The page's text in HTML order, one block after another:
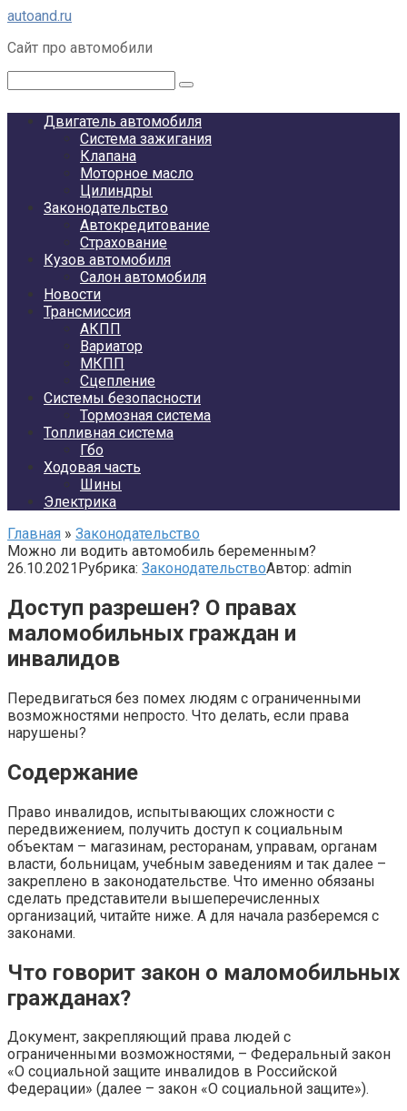
Перейти
контенту
autoand.ru
Сайт про автомобили
Двигатель автомобиля
Система зажигания
Клапана
Моторное масло
Цилиндры
Законодательство
Автокредитование
Страхование
Кузов автомобиля
Салон автомобиля
Новости
Трансмиссия
АКПП
Вариатор
МКПП
Сцепление
Системы безопасности
Тормозная система
Топливная система
Гбо
Ходовая часть
Шины
Электрика
Главная » Законодательство
Можно ли водить автомобиль беременным?
26.10.2021Рубрика: ЗаконодательствоАвтор: admin
Доступ разрешен? О правах
маломобильных граждан и
инвалидов
Передвигаться без помех людям с ограниченными
возможностями непросто. Что делать, если права
нарушены?
Содержание
Право инвалидов, испытывающих сложности с
передвижением, получить доступ к социальным
объектам – магазинам, ресторанам, управам, органам
власти, больницам, учебным заведениям и так далее –
закреплено в законодательстве. Что именно обязаны
сделать представители вышеперечисленных
организаций, читайте ниже. А для начала разберемся с
законами.
Что говорит закон о маломобильных
гражданах?
Документ, закрепляющий права людей с
ограниченными возможностями, – Федеральный закон
«О социальной защите инвалидов в Российской
Федерации» (далее – закон «О социальной защите»).